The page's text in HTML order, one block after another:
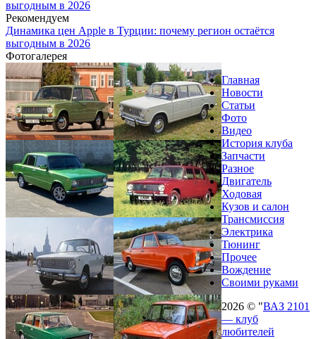
выгодным в 2026
Рекомендуем
Динамика цен Apple в Турции: почему регион остаётся
выгодным в 2026
Фотогалерея
Главная
Новости
Статьи
Фото
Видео
История клуба
Запчасти
Разное
Двигатель
Ходовая
Кузов и салон
Трансмиссия
Электрика
Тюнинг
Прочее
Вождение
Своими руками
2026 © "ВАЗ 2101
— клуб
любителей